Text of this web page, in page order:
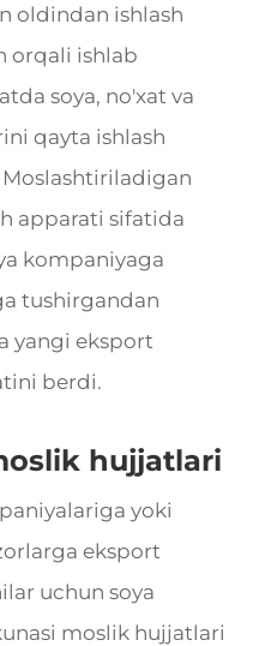
oldindan ishlash
orqali ishlab
soya, no'xat va
qayta ishlash
apparati sifatida
kompaniyaga
tushirgandan
yangi eksport
berdi.
hujjatlari
yoki
eksport
uchun soya
moslik hujjatlari